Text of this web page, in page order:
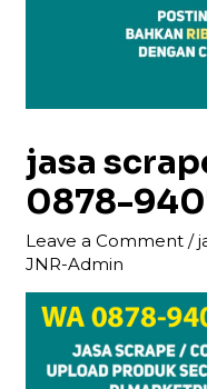
jasa
0878-
Leave a Comment /
JNR-Admin